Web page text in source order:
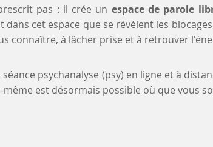
pas : il crée un espace de parole
dans cet espace que se révèlent les
connaître, à lâcher prise et à retrouver
psychanalyse (psy) en ligne et à
est désormais possible où que vous